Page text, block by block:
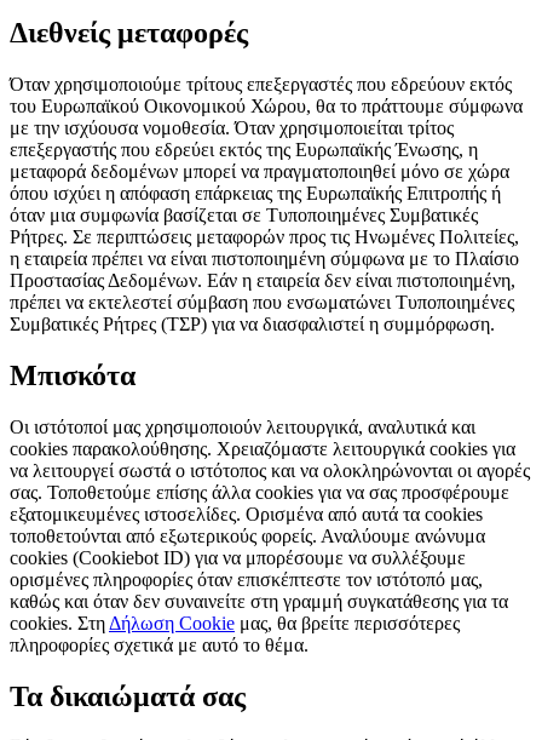
Διεθνείς μεταφορές
Όταν χρησιμοποιούμε τρίτους επεξεργαστές που εδρεύουν εκτός
του Ευρωπαϊκού Οικονομικού Χώρου, θα το πράττουμε σύμφωνα
με την ισχύουσα νομοθεσία. Όταν χρησιμοποιείται τρίτος
επεξεργαστής που εδρεύει εκτός της Ευρωπαϊκής Ένωσης, η
μεταφορά δεδομένων μπορεί να πραγματοποιηθεί μόνο σε χώρα
όπου ισχύει η απόφαση επάρκειας της Ευρωπαϊκής Επιτροπής ή
όταν μια συμφωνία βασίζεται σε Τυποποιημένες Συμβατικές
Ρήτρες. Σε περιπτώσεις μεταφορών προς τις Ηνωμένες Πολιτείες,
η εταιρεία πρέπει να είναι πιστοποιημένη σύμφωνα με το Πλαίσιο
Προστασίας Δεδομένων. Εάν η εταιρεία δεν είναι πιστοποιημένη,
πρέπει να εκτελεστεί σύμβαση που ενσωματώνει Τυποποιημένες
Συμβατικές Ρήτρες (ΤΣΡ) για να διασφαλιστεί η συμμόρφωση.
Μπισκότα
Οι ιστότοποί μας χρησιμοποιούν λειτουργικά, αναλυτικά και
cookies παρακολούθησης. Χρειαζόμαστε λειτουργικά cookies για
να λειτουργεί σωστά ο ιστότοπος και να ολοκληρώνονται οι αγορές
σας. Τοποθετούμε επίσης άλλα cookies για να σας προσφέρουμε
εξατομικευμένες ιστοσελίδες. Ορισμένα από αυτά τα cookies
τοποθετούνται από εξωτερικούς φορείς. Αναλύουμε ανώνυμα
cookies (Cookiebot ID) για να μπορέσουμε να συλλέξουμε
ορισμένες πληροφορίες όταν επισκέπτεστε τον ιστότοπό μας,
καθώς και όταν δεν συναινείτε στη γραμμή συγκατάθεσης για τα
cookies. Στη Δήλωση Cookie μας, θα βρείτε περισσότερες
πληροφορίες σχετικά με αυτό το θέμα.
Τα δικαιώματά σας